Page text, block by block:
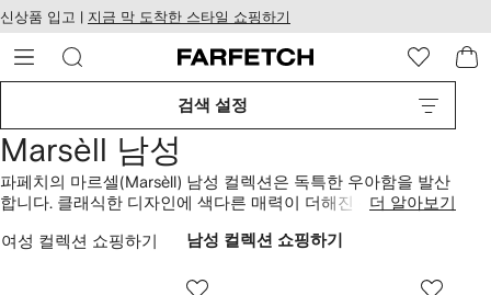
츠
건
너
기
치
웹
접
신상품 입고 | 지금 막 도착한 스타일 쇼핑하기
검색 설정
Marsèll 남성
파페치의 마르셀(Marsèll) 남성 컬렉션은 독특한 우아함을 발산
합니다. 클래식한 디자인에 색다른 매력이 더해진 신선한 세련
래식한 세련미가 느껴지는 마감까지, 다양한 질감으로 선보이
함을 더해주는 매끄러운 메탈 디테일에서 브랜드의 창의성이
더 알아보기
여성 컬렉션 쇼핑하기 남성 컬렉션 쇼핑하기